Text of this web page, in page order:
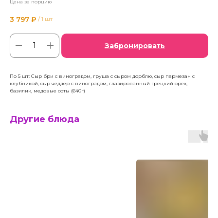
Цена за порцию
3 797 ₽ / 1 шт
Забронировать
По 5 шт: Сыр бри с виноградом, груша с сыром дорблю, сыр пармезан с
клубникой, сыр чеддер с виноградом, глазированный грецкий орех,
базилик, медовые соты (640г)
Другие блюда